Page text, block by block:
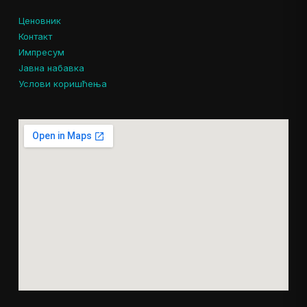
Ценовник
Контакт
Импресум
Јавна набавка
Услови коришћења